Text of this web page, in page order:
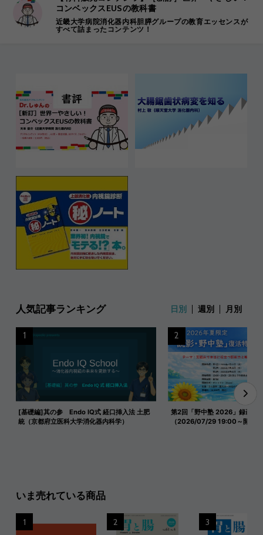
コンベックスEUSの教科書
近畿大学病院消化器内科胆膵グループの教育エッセンスが
すべて詰まったコンテンツ！
人気記事ランキング 日別 週別 月別
[基礎編]其の参 Endo IQ式 経口挿入法 土肥
統（京都府立医科大学消化器内科学）
1
第2回「野中塾 2026」録画映
（2026/07/29 19:00～開催）
2
いま売れている商品
1 2 3